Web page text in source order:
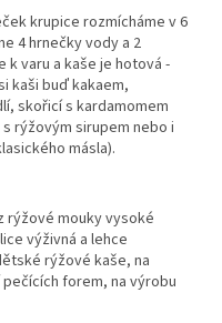
krupice rozmícháme v 6
4 hrnečky vody a 2
varu a kaše je hotová -
kaši buď kakaem,
skořicí s kardamomem
rýžovým sirupem nebo i
másla).
rýžové mouky vysoké
výživná a lehce
rýžové kaše, na
forem, na výrobu